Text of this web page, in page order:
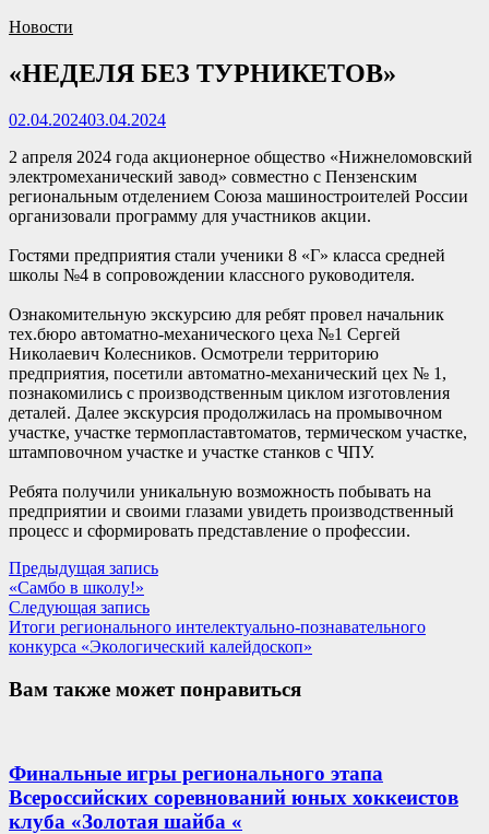
Новости
«НЕДЕЛЯ БЕЗ ТУРНИКЕТОВ»
02.04.202403.04.2024
2 апреля 2024 года акционерное общество «Нижнеломовский
электромеханический завод» совместно с Пензенским
региональным отделением Союза машиностроителей России
организовали программу для участников акции.
Гостями предприятия стали ученики 8 «Г» класса средней
школы №4 в сопровождении классного руководителя.
Ознакомительную экскурсию для ребят провел начальник
тех.бюро автоматно-механического цеха №1 Сергей
Николаевич Колесников. Осмотрели территорию
предприятия, посетили автоматно-механический цех № 1,
познакомились с производственным циклом изготовления
деталей. Далее экскурсия продолжилась на промывочном
участке, участке термопластавтоматов, термическом участке,
штамповочном участке и участке станков с ЧПУ.
Ребята получили уникальную возможность побывать на
предприятии и своими глазами увидеть производственный
процесс и сформировать представление о профессии.
Навигация
по
записям
Предыдущая записьПредыдущая
«Самбо в школу!»
Следующая записьСледующая
запись:
Итоги регионального интелектуально-познавательного
конкурса «Экологический калейдоскоп»
Вам также может понравиться
Финальные игры регионального этапа
Всероссийских соревнований юных хоккеистов
клуба «Золотая шайба «